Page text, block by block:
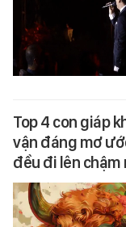
Top 4 con giáp
vận đáng mơ
đều đi lên chậm